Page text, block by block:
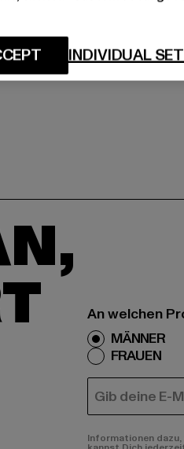
An welchen
MÄNNER
FRAUEN
E-MAIL
Informationen
INDIVIDUAL